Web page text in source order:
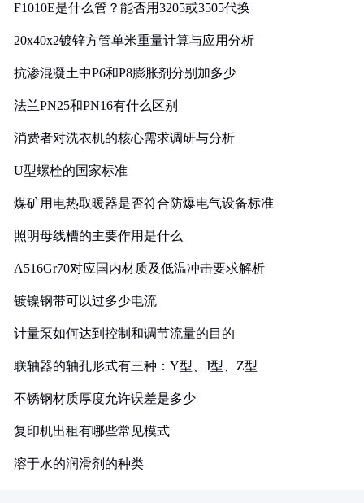
F1010E是什么管？能否用3205或3505代换
20x40x2镀锌方管单米重量计算与应用分析
抗渗混凝土中P6和P8膨胀剂分别加多少
法兰PN25和PN16有什么区别
消费者对洗衣机的核心需求调研与分析
U型螺栓的国家标准
煤矿用电热取暖器是否符合防爆电气设备标准
照明母线槽的主要作用是什么
A516Gr70对应国内材质及低温冲击要求解析
镀镍钢带可以过多少电流
计量泵如何达到控制和调节流量的目的
联轴器的轴孔形式有三种：Y型、J型、Z型
不锈钢材质厚度允许误差是多少
复印机出租有哪些常见模式
溶于水的润滑剂的种类